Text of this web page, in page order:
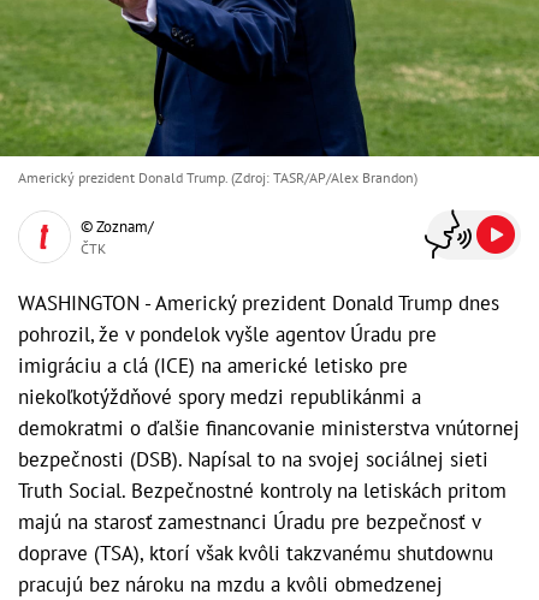
Americký prezident Donald Trump. (Zdroj: TASR/AP/Alex Brandon)
© Zoznam/
ČTK
WASHINGTON - Americký prezident Donald Trump dnes
pohrozil, že v pondelok vyšle agentov Úradu pre
imigráciu a clá (ICE) na americké letisko pre
niekoľkotýždňové spory medzi republikánmi a
demokratmi o ďalšie financovanie ministerstva vnútornej
bezpečnosti (DSB). Napísal to na svojej sociálnej sieti
Truth Social. Bezpečnostné kontroly na letiskách pritom
majú na starosť zamestnanci Úradu pre bezpečnosť v
doprave (TSA), ktorí však kvôli takzvanému shutdownu
pracujú bez nároku na mzdu a kvôli obmedzenej